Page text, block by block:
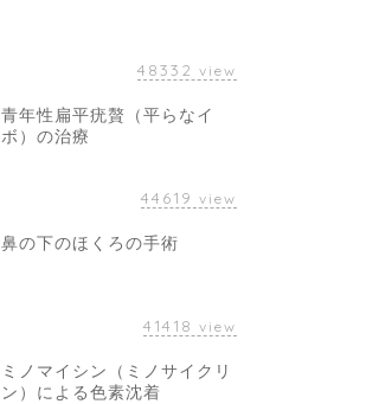
48332 view
青年性扁平疣贅（平らなイ
ボ）の治療
44619 view
鼻の下のほくろの手術
41418 view
ミノマイシン（ミノサイクリ
ン）による色素沈着